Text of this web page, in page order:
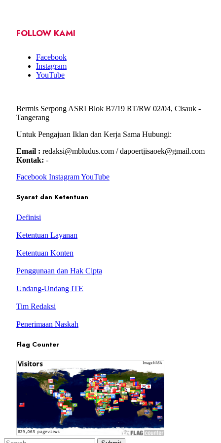
FOLLOW KAMI
Facebook
Instagram
YouTube
Bermis Serpong ASRI Blok B7/19 RT/RW 02/04, Cisauk -
Tangerang
Untuk Pengajuan Iklan dan Kerja Sama Hubungi:
Email : redaksi@mbludus.com / dapoertjisaoek@gmail.com
Kontak: -
Facebook InstagramYouTube
Syarat dan Ketentuan
Definisi
Ketentuan Layanan
Ketentuan Konten
Penggunaan dan Hak Cipta
Undang-Undang ITE
Tim Redaksi
Penerimaan Naskah
Flag Counter